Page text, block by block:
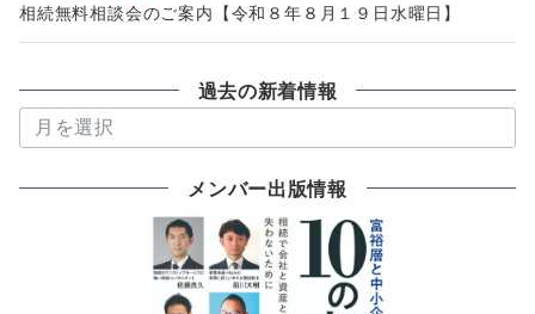
相続無料相談会のご案内【令和８年８月１９日水曜日】
過去の新着情報
去
メンバー出版情報